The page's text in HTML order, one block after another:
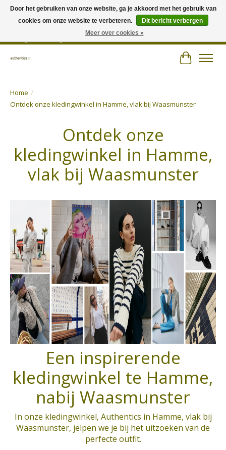
Wij hechten veel belang aan persoonlijk advies en zorgen voor jouw outfit! |
Authentics - Plezantstraat 22 - 9220 Hamme - Tel 052 25 67 00 - Open van
Home /
Ontdek onze kledingwinkel in Hamme, vlak bij Waasmunster
Ontdek onze
kledingwinkel in Hamme,
vlak bij Waasmunster
Een inspirerende
kledingwinkel te Hamme,
nabij Waasmunster
In onze kledingwinkel, Authentics in Hamme, vlak bij
Waasmunster, jelpen we je bij het uitzoeken van de
perfecte outfit.
Door het gebruiken van onze website, ga je akkoord met het gebruik van
cookies om onze website te verbeteren.
Dit bericht verbergen
Meer over cookies »